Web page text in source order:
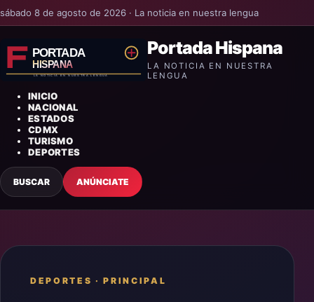
sábado 8 de agosto de 2026 · La noticia en nuestra lengua
Portada Hispana
LA NOTICIA EN NUESTRA
LENGUA
INICIO
NACIONAL
ESTADOS
CDMX
TURISMO
DEPORTES
BUSCAR ANÚNCIATE
DEPORTES ·PRINCIPAL